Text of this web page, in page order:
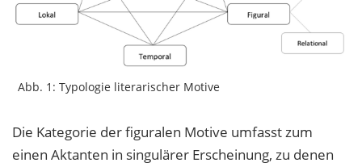
Abb. 1: Typologie literarischer Motive
Die Kategorie der figuralen Motive umfasst zum
einen Aktanten in singulärer Erscheinung, zu denen